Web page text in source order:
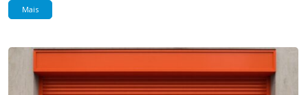
Mais